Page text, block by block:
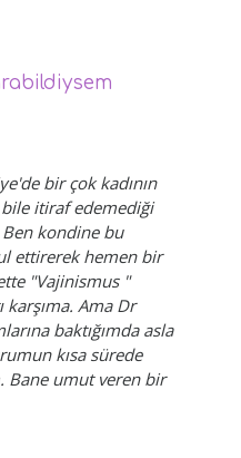
bir çok kadının
bile itiraf edemediği
kondine bu
ettirerek hemen bir
"Vajinismus "
karşıma. Ama Dr
baktığımda asla
kısa sürede
Bane umut veren bir